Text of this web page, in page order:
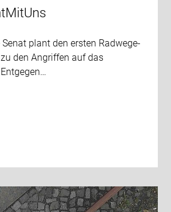
Senat plant den ersten Radwege-
den Angriffen auf das